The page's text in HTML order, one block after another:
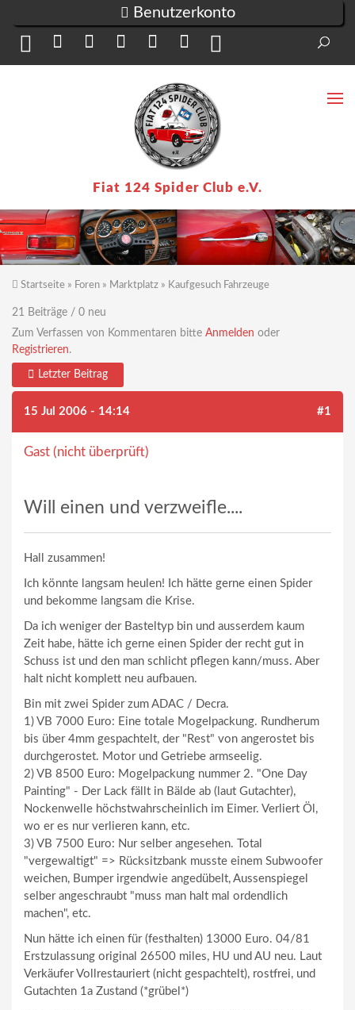
Benutzerkonto
Fiat 124 Spider Club e.V.
Sie sind hier
Startseite » Foren » Marktplatz » Kaufgesuch Fahrzeuge
21 Beiträge / 0 neu
Zum Verfassen von Kommentaren bitte Anmelden oder
Registrieren.
Letzter Beitrag
15 Jul 2006 - 14:14 #1
Gast (nicht überprüft)
Will einen und verzweifle....
Hall zusammen!
Ich könnte langsam heulen! Ich hätte gerne einen Spider
und bekomme langsam die Krise.
Da ich weniger der Basteltyp bin und ausserdem kaum
Zeit habe, hätte ich gerne einen Spider der recht gut in
Schuss ist und den man schlicht pflegen kann/muss. Aber
halt nicht komplett neu aufbauen.
Bin mit zwei Spider zum ADAC / Decra.
1) VB 7000 Euro: Eine totale Mogelpackung. Rundherum
bis über 4mm gespachtelt, der "Rest" von angerostet bis
durchgerostet. Motor und Getriebe armseelig.
2) VB 8500 Euro: Mogelpackung nummer 2. "One Day
Painting" - Der Lack fällt in Bälde ab (laut Gutachter),
Nockenwelle höchstwahrscheinlich im Eimer. Verliert Öl,
wo er es nur verlieren kann, etc.
3) VB 7500 Euro: Nur selber angesehen. Total
"vergewaltigt" => Rücksitzbank musste einem Subwoofer
weichen, Bumper irgendwie angedübelt, Aussenspiegel
selber angeschraubt "muss man halt mal ordendlich
machen", etc.
Nun hätte ich einen für (festhalten) 13000 Euro. 04/81
Erstzulassung original 26500 miles, HU und AU neu. Laut
Verkäufer Vollrestauriert (nicht gespachtelt), rostfrei, und
Gutachten 1a Zustand (*grübel*)